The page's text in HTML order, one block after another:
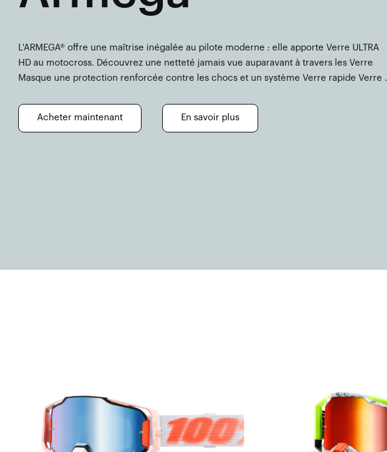
L'ARMEGA® offre une maîtrise inégalée au pilote moderne : elle apporte Verre ULTRA
HD au motocross. Découvrez une netteté jamais vue auparavant à travers les Verre
Masque une protection renforcée contre les chocs et un système Verre rapide Verre .
Acheter maintenant En savoir plus